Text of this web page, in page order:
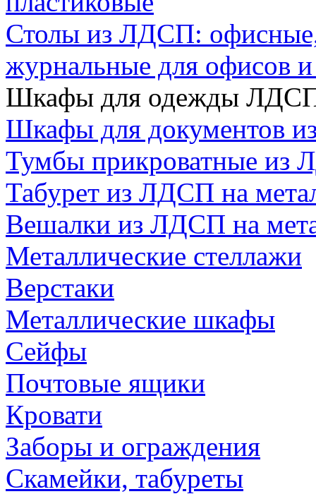
Столы из ЛДСП:
журнальные для офисов
Шкафы для одежды
Шкафы для документов
Тумбы прикроватные из
Табурет из ЛДСП на
Вешалки из ЛДСП на
Металлические стеллажи
Верстаки
Металлические шкафы
Сейфы
Почтовые ящики
Кровати
Заборы и ограждения
Скамейки, табуреты